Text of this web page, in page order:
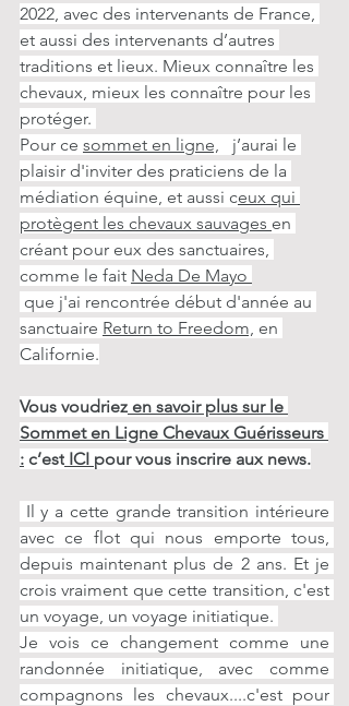
2022, avec des intervenants de France,
et aussi des intervenants d’autres
traditions et lieux. Mieux connaître les
chevaux, mieux les connaître pour les
protéger.
Pour ce sommet en ligne,
   j’aurai le
plaisir d'inviter des praticiens de la
médiation équine, et aussi ceux qui
protègent les chevaux sauvages en
créant pour eux des sanctuaires,
comme le fait Neda De Mayo
sanctuaire Return to Freedom, en
Californie.
Vous voudriez en savoir plus sur le
Sommet en Ligne Chevaux Guérisseurs
: c’est ICI pour vous inscrire aux news.
avec ce flot qui nous emporte tous,
depuis maintenant plus de 2 ans. Et je
crois vraiment que cette transition, c'est
un voyage, un voyage initiatique.
Je vois ce changement comme une
randonnée initiatique, avec comme
compagnons les chevaux....c'est pour